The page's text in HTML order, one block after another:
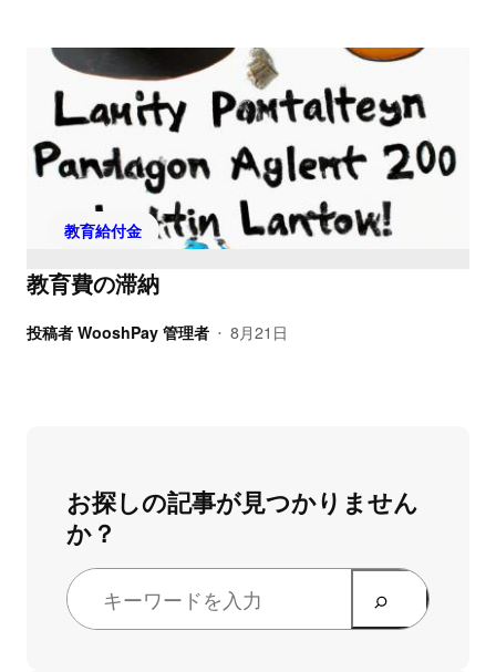
教育給付金
教育費の滞納
投稿者 WooshPay 管理者 • 8月21日
お探しの記事が見つかりません
か？